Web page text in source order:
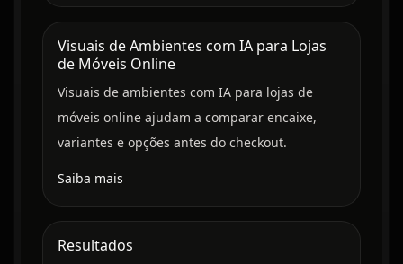
Visuais de Ambientes com IA para Lojas
de Móveis Online
Visuais de ambientes com IA para lojas de
móveis online ajudam a comparar encaixe,
variantes e opções antes do checkout.
Saiba mais
Resultados